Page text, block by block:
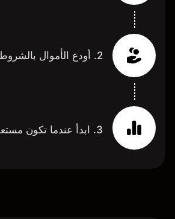
2. أودع الأموال بالشروط التي تناسبك
3. ابدأ عندما تكون مستعدًا